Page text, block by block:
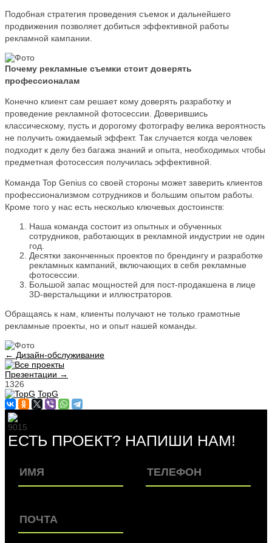
Подобная стратегия проведения съемок и дальнейшего
продвижения позволяет добиться эффективной работы
рекламной кампании.
Почему рекламные съемки стоит доверять
профессионалам
Конечно клиент сам решает кому доверять разработку и
проведение рекламной фотосессии. Доверившись
классическому, пусть и дорогому фотографу велика вероятность
не получить ожидаемый эффект. Так случается когда человек
подходит к делу без багажа знаний и опыта, необходимых чтобы
предметная фотосессия получилась эффективной.
Команда Top Genius со своей стороны может заверить клиентов
профессионализмом сотрудников и большим опытом работы.
Кроме того у нас есть несколько ключевых достоинств:
Наша команда состоит из опытных и обученных
сотрудников, работающих в рекламной индустрии не один
год.
Десятки законченных проектов по брендингу и разработке
рекламных кампаний, включающих в себя рекламные
фотосессии.
Большой запас мощностей для пост-продакшена в лице
3D-верстальщики и иллюстраторов.
Обращаясь к нам, клиенты получают не только грамотные
рекламные проекты, но и опыт нашей команды.
← Дизайн-обслуживание
Презентации →
1326
TopG
9015
ЕСТЬ ПРОЕКТ? НАПИШИ НАМ!